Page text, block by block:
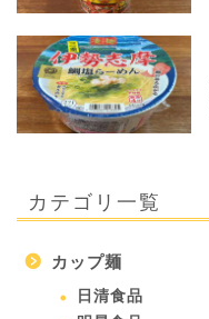
カテゴリ一覧
カップ麺
日清食品